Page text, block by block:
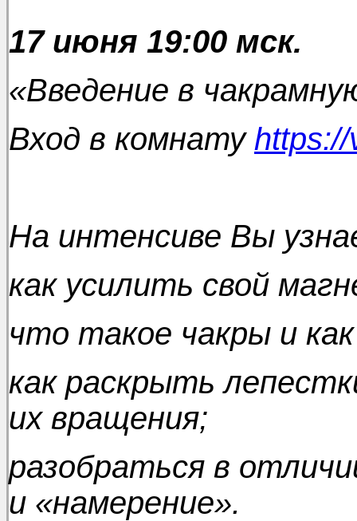
17 июня 19:00 мск.
«Введение в
Вход в комнату
На интенсиве Вы
как усилить свой
что такое чакры и
как раскрыть
их вращения;
разобраться в
и «намерение».